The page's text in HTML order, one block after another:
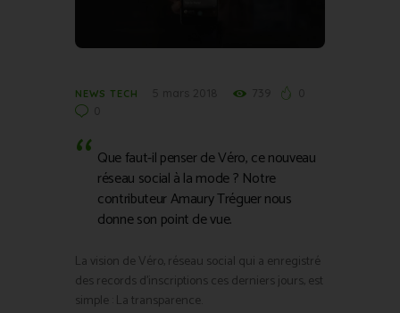
NEWS TECH
Que faut-il penser de Véro, ce nouveau
réseau social à la mode ? Notre
contributeur Amaury Tréguer nous
donne son point de vue.
La vision de Véro, réseau social qui a enregistré
des records d’inscriptions ces derniers jours, est
simple : La transparence.